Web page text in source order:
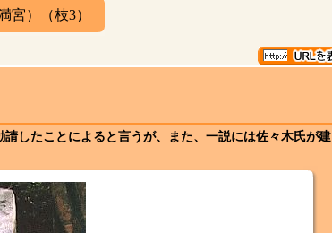
宮）（枝3）
したことによると言うが、また、一説には佐々木氏が建